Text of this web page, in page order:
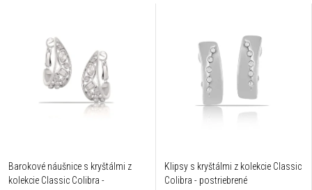
Barokové náušnice s kryštálmi z
kolekcie Classic Colibra -
Klipsy s kryštálmi z kolekcie Classic
Colibra - postriebrené